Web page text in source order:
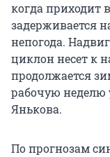
когда приходит
задерживается
непогода.
циклон несет к
продолжается
рабочую неделю
Янькова.
По прогнозам